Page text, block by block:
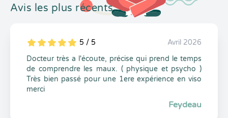
Avis les plus récents
5
1
5
0 5 / 5
Avril 2026
Docteur très a l'écoute, précise qui prend le temps
de comprendre les maux. ( physique et psycho )
Très bien passé pour une 1ere expérience en viso
merci
Feydeau